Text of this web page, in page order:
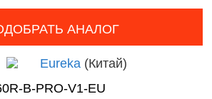
АНАЛОГ
Eureka (Китай)
B-PRO-V1-EU